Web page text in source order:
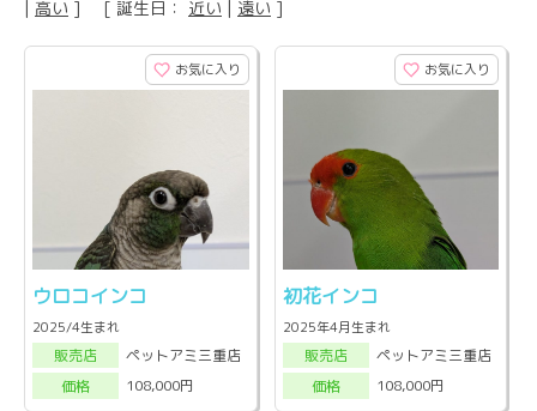
| 高い ] [ 誕生日： 近い | 遠い ]
お気に入り
ウロコインコ
2025/4生まれ
販売店
ペットアミ三重店
価格
108,000円
お気に入り
初花インコ
2025年4月生まれ
販売店
ペットアミ三重店
価格
108,000円